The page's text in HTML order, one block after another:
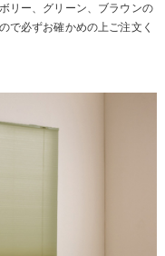
リー、グリーン、ブラウンの
で必ずお確かめの上ご注文く